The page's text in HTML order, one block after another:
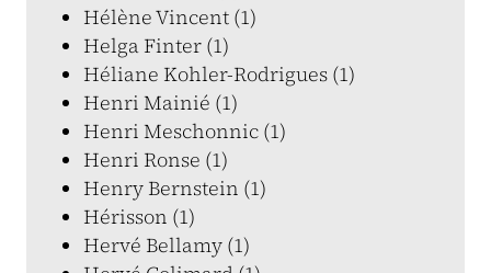
Hélène Vincent (1)
Helga Finter (1)
Héliane Kohler-Rodrigues (1)
Henri Mainié (1)
Henri Meschonnic (1)
Henri Ronse (1)
Henry Bernstein (1)
Hérisson (1)
Hervé Bellamy (1)